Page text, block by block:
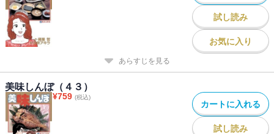
試し読み
お気に入り
あらすじを見る
美味しんぼ（４３）
¥759 (税込)
カートに入れる
試し読み